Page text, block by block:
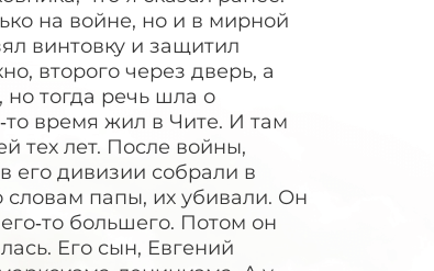
на войне, но и в мирной
винтовку и защитил
второго через дверь, а
тогда речь шла о
время жил в Чите. И там
тех лет. После войны,
его дивизии собрали в
папы, их убивали. Он
большего. Потом он
Его сын, Евгений